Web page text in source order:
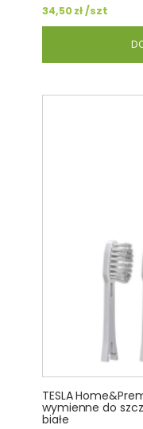
34,50zł/szt
TESLA
wymienne do
białe